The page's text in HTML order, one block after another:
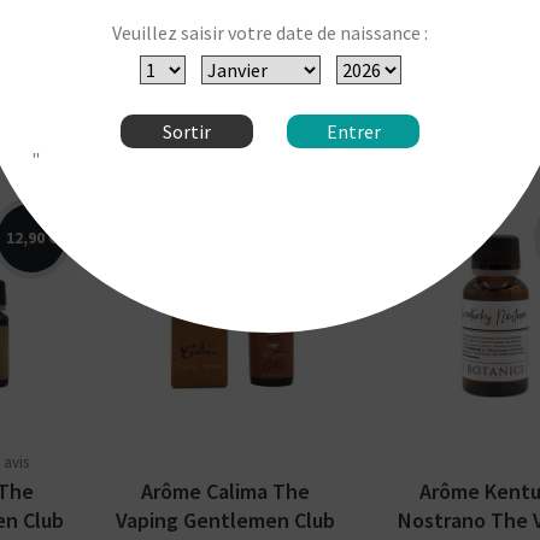
1 avis
Vaping Gentlemen Club
Vaping
12,90 €
avis
Club
Virginie, Burley, brun,
pêche, poire, myrtille.
The Vaping
Gentlemen Club....
Arôme Calima The
Vaping Gentlemen Club
Saveurs : blend
Kentucky Fire
The Vaping
Gentlemen
Arôme
disponible en
Arôme
Nostrano The
Veuillez saisir votre date de naissance :
Sortir
Entrer
"